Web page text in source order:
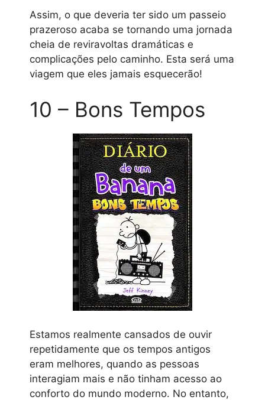
Assim, o que deveria ter sido um passeio
prazeroso acaba se tornando uma jornada
cheia de reviravoltas dramáticas e
complicações pelo caminho. Esta será uma
viagem que eles jamais esquecerão!
10 – Bons Tempos
Estamos realmente cansados de ouvir
repetidamente que os tempos antigos
eram melhores, quando as pessoas
interagiam mais e não tinham acesso ao
conforto do mundo moderno. No entanto,